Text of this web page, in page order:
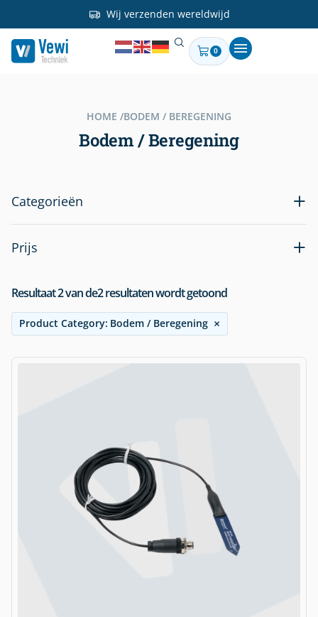
Wij verzenden wereldwijd
0
HOME /BODEM / BEREGENING
Bodem / Beregening
Categorieën
Prijs
Resultaat2van de2resultaten wordt getoond
Product Category: Bodem / Beregening ×